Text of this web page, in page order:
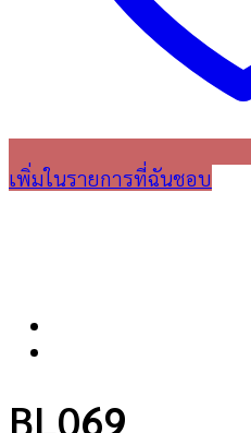
เพิ่มในรายการที่ฉันชอบ
BL069